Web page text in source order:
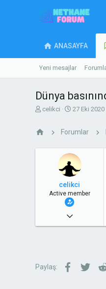
ANASAYFA
Yeni mesajlar
Dünya
K
u
celikci
B
l
n
ı
t
a
r
i
27 Eki 2020
Forumlar
celikci
Active member
25 Eyl 2020
6,589
Paylaş: Facebook